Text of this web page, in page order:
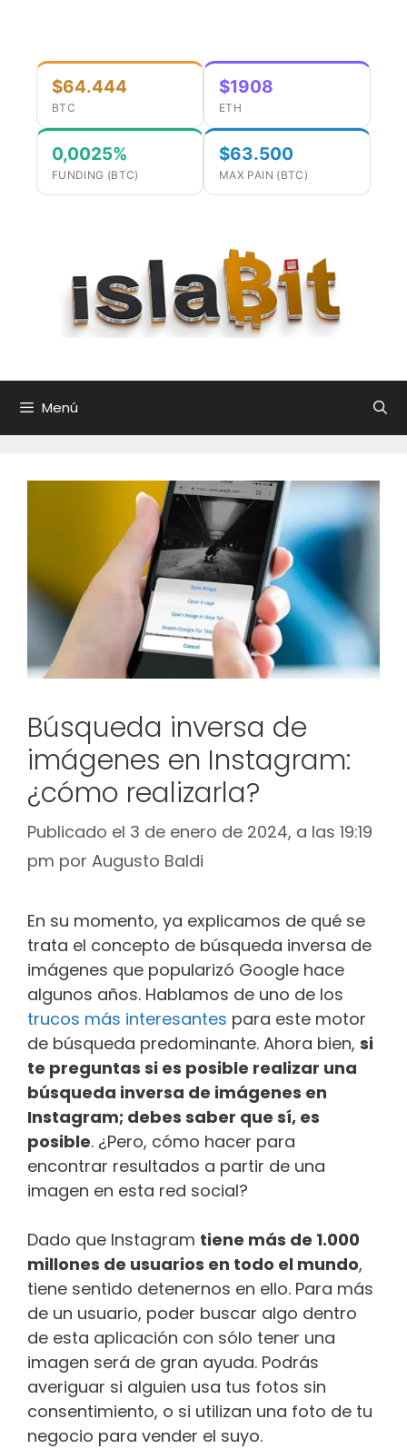
contenido
$64.444
BTC
$1908
ETH
0,0025%
FUNDING (BTC)
$63.500
MAX PAIN (BTC)
Menú
Búsqueda inversa de
imágenes en Instagram:
¿cómo realizarla?
Publicado el 3 de enero de 2024, a las 19:19
pm por Augusto Baldi
En su momento, ya explicamos de qué se
trata el concepto de búsqueda inversa de
imágenes que popularizó Google hace
algunos años. Hablamos de uno de los
trucos más interesantes para este motor
de búsqueda predominante. Ahora bien, si
te preguntas si es posible realizar una
búsqueda inversa de imágenes en
Instagram; debes saber que sí, es
posible. ¿Pero, cómo hacer para
encontrar resultados a partir de una
imagen en esta red social?
Dado que Instagram tiene más de 1.000
millones de usuarios en todo el mundo,
tiene sentido detenernos en ello. Para más
de un usuario, poder buscar algo dentro
de esta aplicación con sólo tener una
imagen será de gran ayuda. Podrás
averiguar si alguien usa tus fotos sin
consentimiento, o si utilizan una foto de tu
negocio para vender el suyo.